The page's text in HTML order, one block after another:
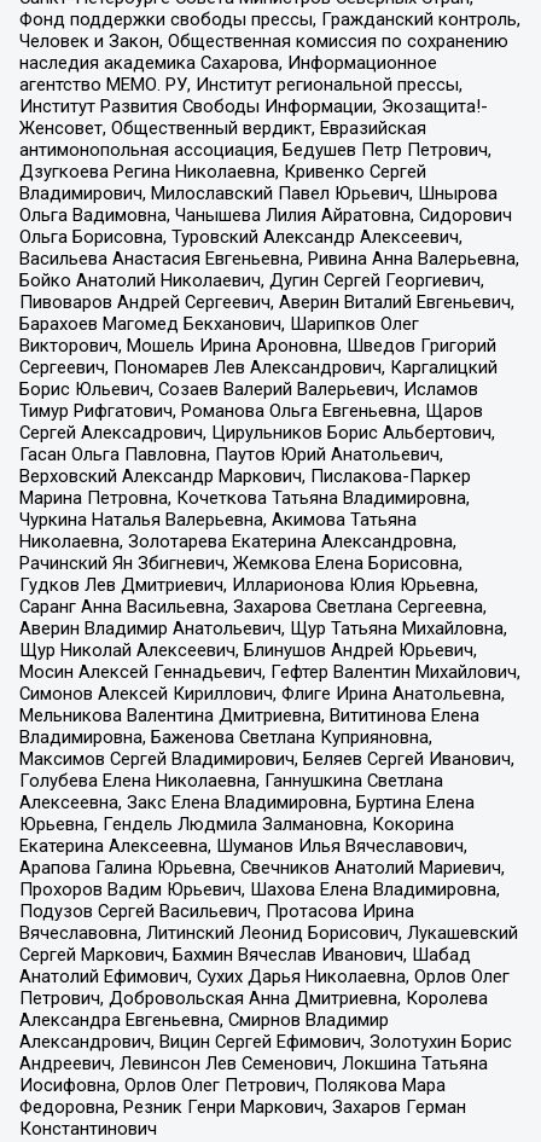
Фонд поддержки свободы прессы, Гражданский контроль,
Человек и Закон, Общественная комиссия по сохранению
наследия академика Сахарова, Информационное
агентство МЕМО. РУ, Институт региональной прессы,
Институт Развития Свободы Информации, Экозащита!-
Женсовет, Общественный вердикт, Евразийская
антимонопольная ассоциация, Бедушев Петр Петрович,
Дзугкоева Регина Николаевна, Кривенко Сергей
Владимирович, Милославский Павел Юрьевич, Шнырова
Ольга Вадимовна, Чанышева Лилия Айратовна, Сидорович
Ольга Борисовна, Туровский Александр Алексеевич,
Васильева Анастасия Евгеньевна, Ривина Анна Валерьевна,
Бойко Анатолий Николаевич, Дугин Сергей Георгиевич,
Пивоваров Андрей Сергеевич, Аверин Виталий Евгеньевич,
Барахоев Магомед Бекханович, Шарипков Олег
Викторович, Мошель Ирина Ароновна, Шведов Григорий
Сергеевич, Пономарев Лев Александрович, Каргалицкий
Борис Юльевич, Созаев Валерий Валерьевич, Исламов
Тимур Рифгатович, Романова Ольга Евгеньевна, Щаров
Сергей Алексадрович, Цирульников Борис Альбертович,
Гасан Ольга Павловна, Паутов Юрий Анатольевич,
Верховский Александр Маркович, Пислакова-Паркер
Марина Петровна, Кочеткова Татьяна Владимировна,
Чуркина Наталья Валерьевна, Акимова Татьяна
Николаевна, Золотарева Екатерина Александровна,
Рачинский Ян Збигневич, Жемкова Елена Борисовна,
Гудков Лев Дмитриевич, Илларионова Юлия Юрьевна,
Саранг Анна Васильевна, Захарова Светлана Сергеевна,
Аверин Владимир Анатольевич, Щур Татьяна Михайловна,
Щур Николай Алексеевич, Блинушов Андрей Юрьевич,
Мосин Алексей Геннадьевич, Гефтер Валентин Михайлович,
Симонов Алексей Кириллович, Флиге Ирина Анатольевна,
Мельникова Валентина Дмитриевна, Вититинова Елена
Владимировна, Баженова Светлана Куприяновна,
Максимов Сергей Владимирович, Беляев Сергей Иванович,
Голубева Елена Николаевна, Ганнушкина Светлана
Алексеевна, Закс Елена Владимировна, Буртина Елена
Юрьевна, Гендель Людмила Залмановна, Кокорина
Екатерина Алексеевна, Шуманов Илья Вячеславович,
Арапова Галина Юрьевна, Свечников Анатолий Мариевич,
Прохоров Вадим Юрьевич, Шахова Елена Владимировна,
Подузов Сергей Васильевич, Протасова Ирина
Вячеславовна, Литинский Леонид Борисович, Лукашевский
Сергей Маркович, Бахмин Вячеслав Иванович, Шабад
Анатолий Ефимович, Сухих Дарья Николаевна, Орлов Олег
Петрович, Добровольская Анна Дмитриевна, Королева
Александра Евгеньевна, Смирнов Владимир
Александрович, Вицин Сергей Ефимович, Золотухин Борис
Андреевич, Левинсон Лев Семенович, Локшина Татьяна
Иосифовна, Орлов Олег Петрович, Полякова Мара
Федоровна, Резник Генри Маркович, Захаров Герман
Константинович